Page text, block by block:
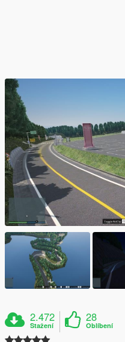
2.472
Stažení
28
Oblíbení